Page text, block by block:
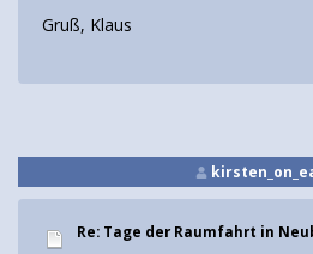
Gruß, Klaus
Re: Tage der Raumfahrt in